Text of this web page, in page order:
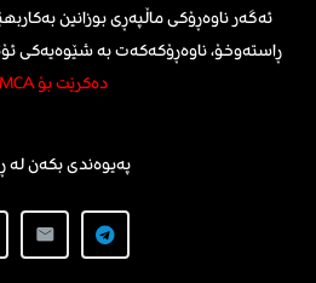
ئەگەر ناوەڕۆکی ماڵپەڕی بوزانین
ڕاستەوخۆ، ناوەڕۆکەکەت بە شێوەیەکی
دەکرێت بۆ DMCA
پەیوەندی بکەن لە